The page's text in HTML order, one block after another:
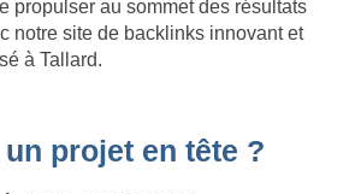
propulser au sommet des résultats
notre site de backlinks innovant et
à Tallard.
projet en tête ?